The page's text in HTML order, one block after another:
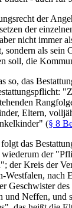
der
der
nicht immer
als sein
soll, die
so, das
Eltern,
(§ 8
das
der
der Kreis der
Westfalen, nach
Geschwister des
und Neffen, und